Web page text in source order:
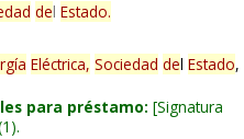
del Estado.
Eléctrica, Sociedad del Estado,
para préstamo: Signatura